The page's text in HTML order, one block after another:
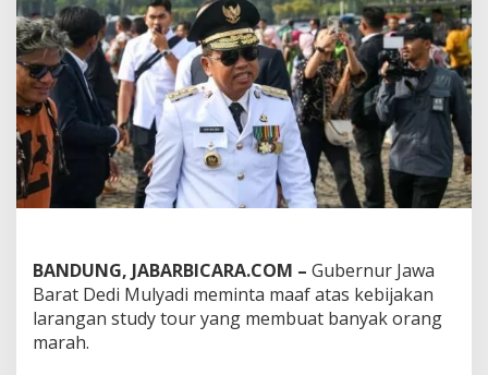
a
n
S
t
u
d
y
T
o
u
u
b
e
BANDUNG, JABARBICARA.COM – Gubernur Jawa
Barat Dedi Mulyadi meminta maaf atas kebijakan
larangan study tour yang membuat banyak orang
marah.